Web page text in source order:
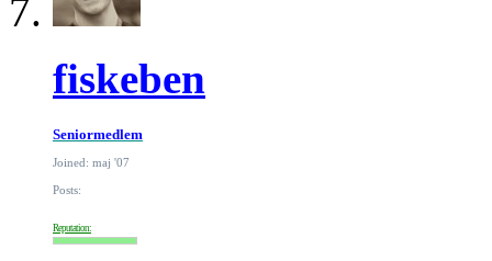
fiskeben
Seniormedlem
Joined: maj '07
Posts:
Reputation: